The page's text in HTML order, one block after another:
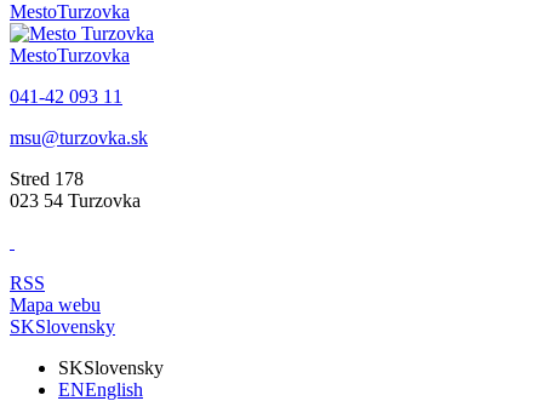
MestoTurzovka
MestoTurzovka
041-42 093 11
msu@turzovka.sk
Stred 178
023 54 Turzovka
RSS
Mapa webu
SKSlovensky
SKSlovensky
ENEnglish